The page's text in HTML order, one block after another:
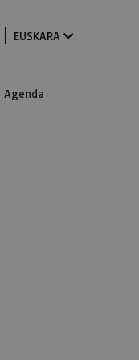
EUSKARA
Agenda